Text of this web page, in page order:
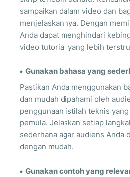
sampaikan dalam video dan
menjelaskannya. Dengan
Anda dapat menghindari
video tutorial yang lebih
Gunakan bahasa yang
Pastikan Anda menggunakan
dan mudah dipahami oleh
penggunaan istilah teknis
pemula. Jelaskan setiap
sederhana agar audiens Anda
dengan mudah.
Gunakan contoh yang